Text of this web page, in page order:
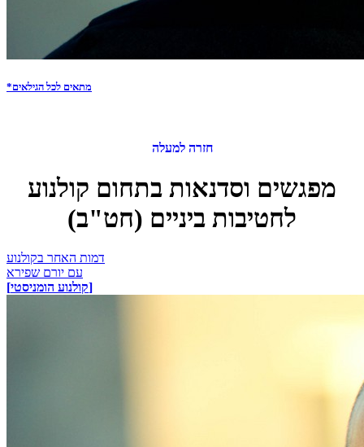
*מתאים לכל הגילאים
חזרה למעלה
מפגשים וסדנאות בתחום קולנוע
לחטיבות ביניים (חט"ב)
דמות האחר בקולנוע
עם יורם שפירא
[קולנוע הומניסטי]